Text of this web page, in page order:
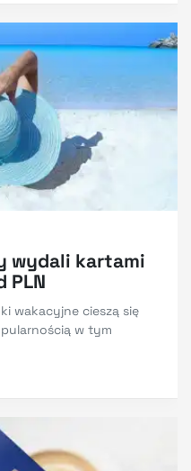
wydali kartami
PLN
wakacyjne cieszą się
w tym